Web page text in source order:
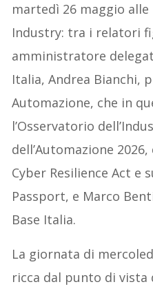
martedì 26 maggio alle
Industry: tra i relatori
amministratore
Italia, Andrea Bianchi,
Automazione, che in
l’Osservatorio
dell’Automazione
Cyber Resilience Act e
Passport, e Marco
Base Italia.
La giornata di
ricca dal punto di vista